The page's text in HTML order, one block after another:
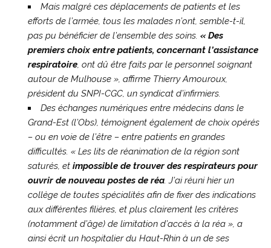
Mais malgré ces déplacements de patients et les
efforts de l’armée, tous les malades n’ont, semble-t-il,
pas pu bénéficier de l’ensemble des soins. « Des
premiers choix entre patients, concernant l’assistance
respiratoire, ont dû être faits par le personnel soignant
autour de Mulhouse », affirme Thierry Amouroux,
président du SNPI-CGC, un syndicat d’infirmiers.
Des échanges numériques entre médecins dans le
Grand-Est (l’Obs), témoignent également de choix opérés
– ou en voie de l’être – entre patients en grandes
difficultés. « Les lits de réanimation de la région sont
saturés, et impossible de trouver des respirateurs pour
ouvrir de nouveau postes de réa. J’ai réuni hier un
collège de toutes spécialités afin de fixer des indications
aux différentes filières, et plus clairement les critères
(notamment d’âge) de limitation d’accès à la réa », a
ainsi écrit un hospitalier du Haut-Rhin à un de ses